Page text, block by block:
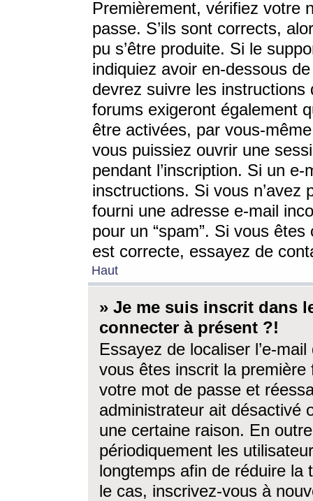
Premièrement, vérifiez votre
passe. S’ils sont corrects,
pu s’être produite. Si le
indiquiez avoir en-dessous
devrez suivre les
forums exigeront également
être activées, par vous-
vous puissiez ouvrir une
pendant l’inscription. Si un
insctructions. Si vous n’avez
fourni une adresse e-mail
pour un “spam”. Si vous
est correcte, essayez de
Haut
» Je me suis inscrit dans
connecter à présent ?!
Essayez de localiser l’e-
vous êtes inscrit la première
votre mot de passe et
administrateur ait désactivé
une certaine raison. En
périodiquement les
longtemps afin de réduire la
le cas, inscrivez-vous à